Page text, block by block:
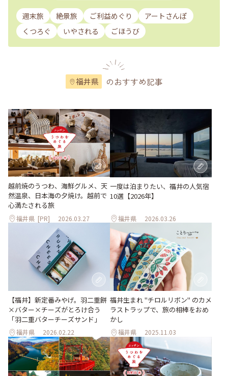
週末旅 絶景旅 ご利益めぐり
アートさんぽ
くつろぐ
いやされる ごほうび
福井県 のおすすめ記事
越前焼のうつわ、海鮮グルメ、天
然温泉、日本海の夕焼け。越前で
心満たされる旅
福井県 [PR] 2026.03.27
一度は泊まりたい、福井の人気宿
10選【2026年】
福井県 2026.03.26
【福井】新定番みやげ。羽二重餅
×バター×チーズがとろけ合う
「羽二重バターチーズサンド」
福井県 2026.02.22
福井生まれ "チロルリボン" のカメ
ラストラップで、旅の相棒をおめ
かし
福井県 2025.11.03